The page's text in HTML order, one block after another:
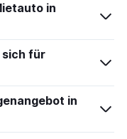
in
sich für
in